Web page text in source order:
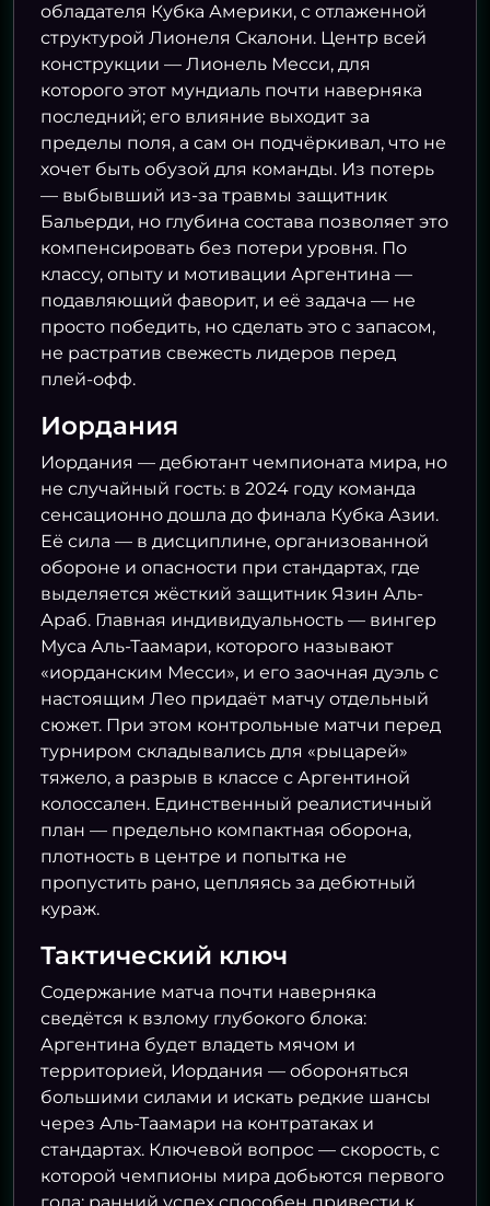
обладателя Кубка Америки, с отлаженной
структурой Лионеля Скалони. Центр всей
конструкции — Лионель Месси, для
которого этот мундиаль почти наверняка
последний; его влияние выходит за
пределы поля, а сам он подчёркивал, что не
хочет быть обузой для команды. Из потерь
— выбывший из-за травмы защитник
Бальерди, но глубина состава позволяет это
компенсировать без потери уровня. По
классу, опыту и мотивации Аргентина —
подавляющий фаворит, и её задача — не
просто победить, но сделать это с запасом,
не растратив свежесть лидеров перед
плей-офф.
Иордания
Иордания — дебютант чемпионата мира, но
не случайный гость: в 2024 году команда
сенсационно дошла до финала Кубка Азии.
Её сила — в дисциплине, организованной
обороне и опасности при стандартах, где
выделяется жёсткий защитник Язин Аль-
Араб. Главная индивидуальность — вингер
Муса Аль-Таамари, которого называют
«иорданским Месси», и его заочная дуэль с
настоящим Лео придаёт матчу отдельный
сюжет. При этом контрольные матчи перед
турниром складывались для «рыцарей»
тяжело, а разрыв в классе с Аргентиной
колоссален. Единственный реалистичный
план — предельно компактная оборона,
плотность в центре и попытка не
пропустить рано, цепляясь за дебютный
кураж.
Тактический ключ
Содержание матча почти наверняка
сведётся к взлому глубокого блока:
Аргентина будет владеть мячом и
территорией, Иордания — обороняться
большими силами и искать редкие шансы
через Аль-Таамари на контратаках и
стандартах. Ключевой вопрос — скорость, с
которой чемпионы мира добьются первого